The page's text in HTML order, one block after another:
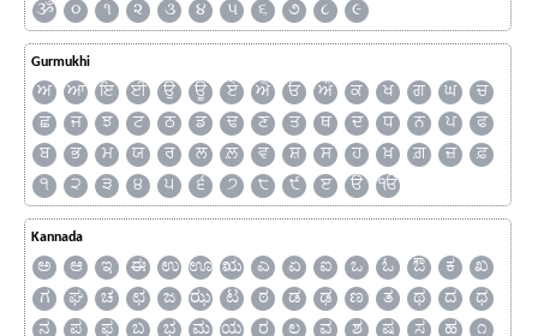
ૐ
૦ ૧ ૨ ૩ ૪ ૫ ૬ ૭ ૮ ૯
Gurmukhi
ਅ ਆ ਇ ਈ ਉ ਊ ਏ ਐ ਓ ਔ ਕ ਖ ਗ ਘ
ਚ
ਛ
ਜ ਝ ਟ ਠ ਡ ਢ ਣ ਤ ਥ ਦ ਧ ਨ ਪ
ਫ
ਬ
ਭ ਮ ਯ ਰ ਲ ਲ਼ ਵ ਸ਼ ਸ ਹ ਖ਼ ਗ਼ ਜ਼
ਫ਼
੧
੨ ੩ ੪ ੫ ੬ ੭ ੮ ੯ ੲ ੳ ੴ
Kannada
ಅ ಆ ಇ ಈ ಉ ಊ ಋ ಎ ಏ ಐ ಒ ಓ ಔ ಕ
ಖ
ಗ
ಘ ಚ ಛ ಜ ಝ ಟ ಠ ಡ ಢ ಣ ತ ಥ ದ
ಧ
ನ
ಪ ಫ ಬ ಭ ಮ ಯ ರ ಲ ವ ಶ ಷ ಸ ಹ ೧